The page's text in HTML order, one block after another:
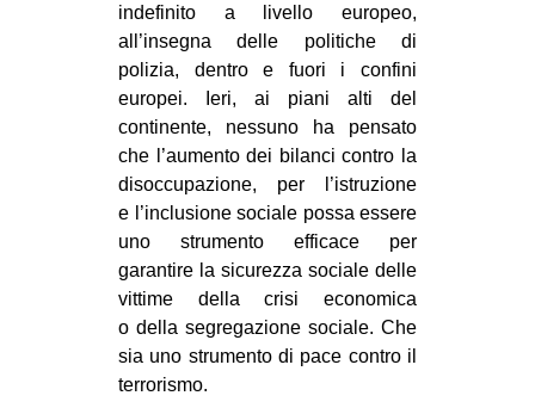
indefinito a livello europeo,
all’insegna delle politiche di
polizia, dentro e fuori i confini
europei. Ieri, ai piani alti del
continente, nessuno ha pensato
che l’aumento dei bilanci contro la
disoccupazione, per l’istruzione
e l’inclusione sociale possa essere
uno strumento efficace per
garantire la sicurezza sociale delle
vittime della crisi economica
o della segregazione sociale. Che
sia uno strumento di pace contro il
terrorismo.